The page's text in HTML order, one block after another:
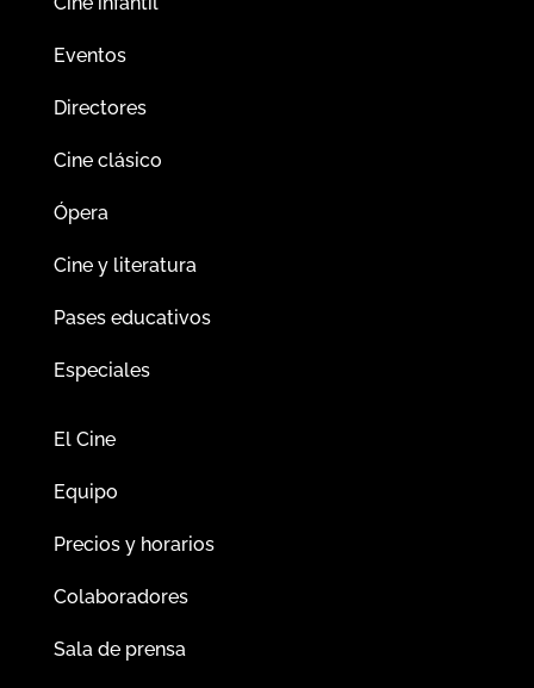
Eventos
Directores
Cine clásico
Ópera
Cine y literatura
Pases educativos
Especiales
El Cine
Equipo
Precios y horarios
Colaboradores
Sala de prensa